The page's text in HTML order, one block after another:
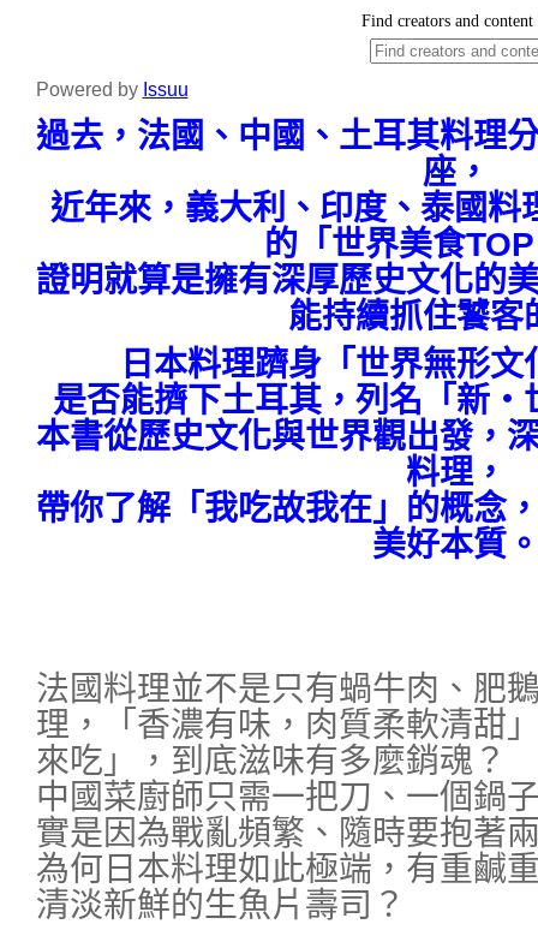
Powered by Issuu
過去，法國、中國、土耳其料理
座，
近年來，義大利、印度、泰國料
的「世界美食
證明就算是擁有深厚歷史文化的
能持續抓住饕客
日本料理躋身「世界無形
是否能擠下土耳其，列名「新‧
本書從歷史文化與世界觀出發，
料理，
帶你了解「我吃故我在」的概念
美好本質
法國料理並不是只有蝸牛肉、肥
理，「香濃有味，肉質柔軟清甜
來吃」，到底滋味有多麼銷魂？
中國菜廚師只需一把刀、一個鍋
實是因為戰亂頻繁、隨時要抱著
為何日本料理如此極端，有重鹹
清淡新鮮的生魚片壽司？